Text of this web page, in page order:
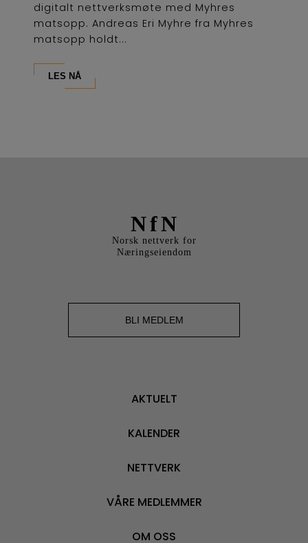
digitalt nettverksmøte med Myhres
matsopp. Andreas Eri Myhre fra Myhres
matsopp holdt...
LES NÅ
NfN
Norsk nettverk for
Næringseiendom
BLI MEDLEM
AKTUELT
KALENDER
NETTVERK
VÅRE MEDLEMMER
OM OSS